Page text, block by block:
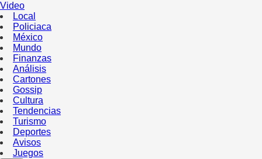
Video
Local
Policiaca
México
Mundo
Finanzas
Análisis
Cartones
Gossip
Cultura
Tendencias
Turismo
Deportes
Avisos
Juegos